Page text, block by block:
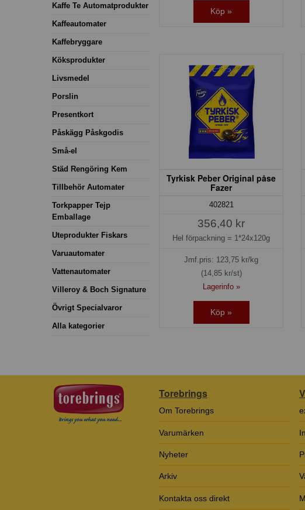
Kaffe Te Automatprodukter
Kaffeautomater
Kaffebryggare
Köksprodukter
Livsmedel
Porslin
Presentkort
Påskägg Påskgodis
Små-el
Städ Rengöring Kem
Tillbehör Automater
Torkpapper Tejp
Emballage
Uteprodukter Fiskars
Varuautomater
Vattenautomater
Villeroy & Boch Signature
Övrigt Specialvaror
Alla kategorier
Köp »
Tyrkisk Peber Original påse
Fazer
402821
356,40 kr
Hel förpackning = 1*24x120g
Jmf.pris: 123,75 kr/kg
(14,85 kr/st)
Lagerinfo »
Köp »
Torebrings
Om Torebrings
Varumärken
Nyheter
Arkiv
Kontakta oss direkt